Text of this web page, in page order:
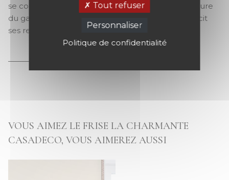
se compromettre ! Elle glisse sur la partie supérieure
du galon 5 cm x 6 m une ombre portée qui adoucit
ses rectangles colorés
VOUS AIMEZ LE FRISE LA CHARMANTE
CASADECO, VOUS AIMEREZ AUSSI
Tout refuser
Personnaliser
Politique de confidentialité